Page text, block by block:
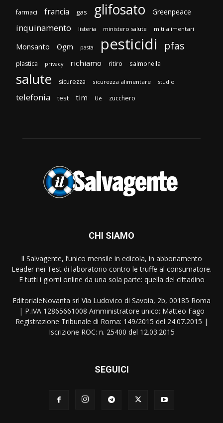
farmaci francia gas glifosato Greenpeace
inquinamento listeria ministero salute miti alimentari
Monsanto Ogm pasta pesticidi pfas
plastica privacy richiamo ritiro salmonella
salute sicurezza sicurezza alimentare studio
telefonia test tim Ue zucchero
CHI SIAMO
Il Salvagente, l’unico mensile in edicola, in abbonamento
Leader nei Test di laboratorio contro le truffe al consumatore.
E tutti i giorni online da una sola parte: quella del cittadino
EditorialeNovanta srl Via Ludovico di Savoia, 2b, 00185 Roma
| P.IVA 12865661008 Amministratore unico: Matteo Fago
Registrazione Tribunale di Roma: 149/2015 del 24.07.2015 |
Iscrizione ROC: n. 25400 del 12.03.2015
SEGUICI